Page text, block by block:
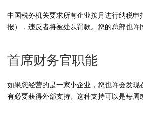
中国税务机关要求所有企业按月进行纳税申
报），违反者将被处以罚款。您的总部也
首席财务官职能
如果您经营的是一家小企业，您也许会发现
有必要获得外部支持。这种支持可以是每